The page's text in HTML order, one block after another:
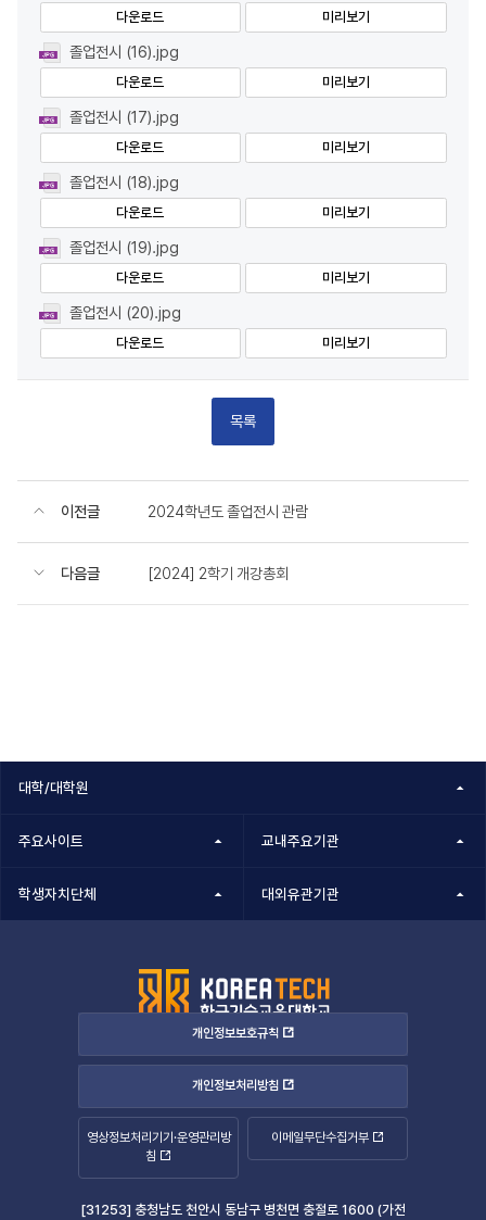
다운로드 미리보기
졸업전시 (16).jpg
다운로드 미리보기
졸업전시 (17).jpg
다운로드 미리보기
졸업전시 (18).jpg
다운로드 미리보기
졸업전시 (19).jpg
다운로드 미리보기
졸업전시 (20).jpg
다운로드 미리보기
목록
이전글 2024학년도 졸업전시 관람
다음글 [2024] 2학기 개강총회
대학/대학원
주요사이트 교내주요기관
학생자치단체 대외유관기관
개인정보보호규칙
개인정보처리방침
영상정보처리기기·운영관리방
침
이메일무단수집거부
[31253] 충청남도 천안시 동남구 병천면 충절로 1600 (가전